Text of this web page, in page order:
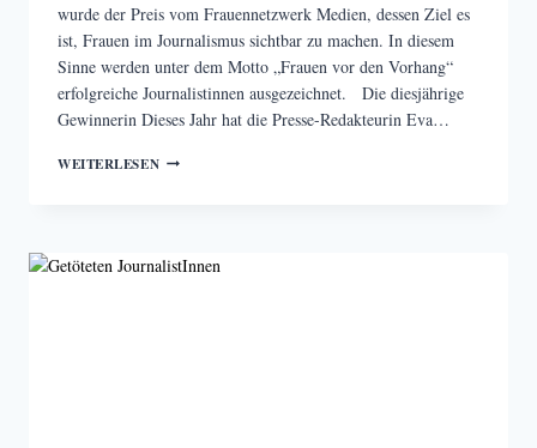
wurde der Preis vom Frauennetzwerk Medien, dessen Ziel es
ist, Frauen im Journalismus sichtbar zu machen. In diesem
Sinne werden unter dem Motto „Frauen vor den Vorhang“
erfolgreiche Journalistinnen ausgezeichnet. Die diesjährige
Gewinnerin Dieses Jahr hat die Presse-Redakteurin Eva…
WEITERLESENWIENER
WINROITHER